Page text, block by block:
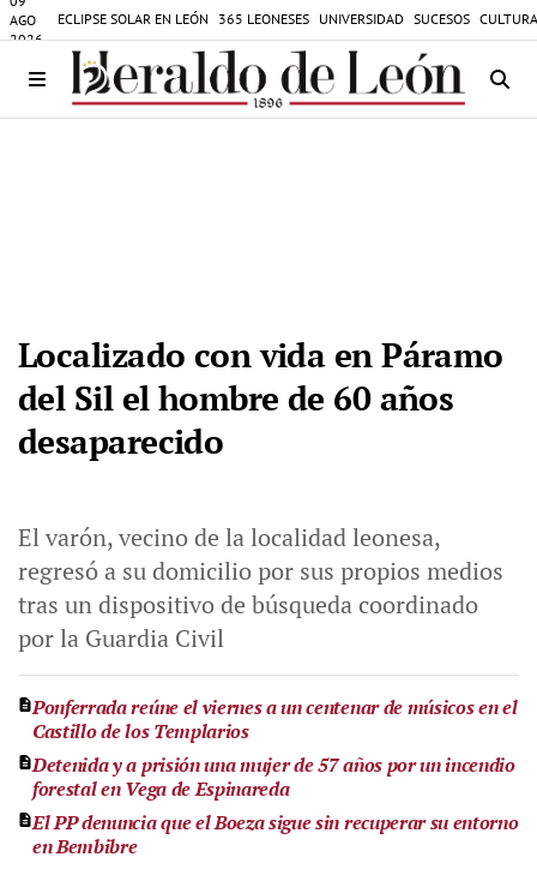
AGO
2026
ECLIPSE SOLAR EN LEÓN 365 LEONESES UNIVERSIDAD SUCESOS
Localizado con vida en Páramo
del Sil el hombre de 60 años
desaparecido
El varón, vecino de la localidad leonesa,
regresó a su domicilio por sus propios medios
tras un dispositivo de búsqueda coordinado
por la Guardia Civil
Ponferrada reúne el viernes a un centenar de músicos en el
Castillo de los Templarios
Detenida y a prisión una mujer de 57 años por un incendio
forestal en Vega de Espinareda
El PP denuncia que el Boeza sigue sin recuperar su entorno
en Bembibre